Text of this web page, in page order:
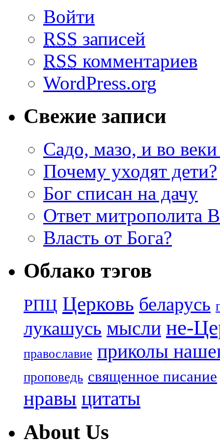
Войти
RSS записей
RSS комментариев
WordPress.org
Свежие записи
Садо, мазо, и во веки
Почему уходят дети?
Бог списан на дачу
Ответ митрополита
Власть от Бога?
Облако тэгов
РПЦ Церковь беларусь
лукашусь мысли не-
православие приколы
проповедь священное писание
нравы цитаты
About Us